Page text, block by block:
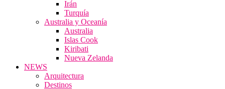
Irán
Turquía
Australia y Oceanía
Australia
Islas Cook
Kiribati
Nueva Zelanda
NEWS
Arquitectura
Destinos